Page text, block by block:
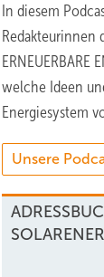
In diesem
Redakteurinnen
ERNEUERBARE
welche Ideen
Energiesystem
Unsere